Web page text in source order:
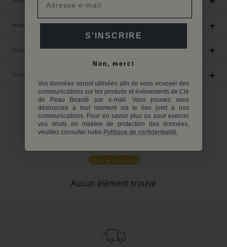
PRINCIPAUX AVANTAGES
COMMENT UTILISER
TOUS LES INGRÉDIENTS
Avis Clients
Écrire un avis
Aucun élément trouvé
S'INSCRIRE
Non, merci
Vos données seront utilisées afin de vous envoyer des
communications sur les produits et événements de Clé
de Peau Beauté par e-mail. Vous pouvez vous
désinscrire à tout moment via le lien joint à nos
communications. Pour en savoir plus ou pour exercer
vos droits en matière de protection des données,
veuillez consulter notre Politique de confidentialité.